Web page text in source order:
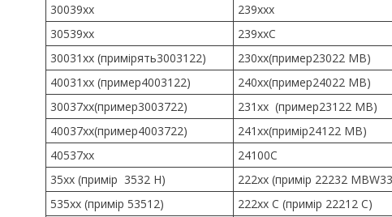
30039хх
239ххх
30539хх
239ххC
30031хх (примірять3003122)
230хх(пример23022 MB)
40031хх (пример4003122)
240хх(пример24022 MB)
30037хх(пример3003722)
231хх (пример23122 MB)
40037хх(пример4003722)
241хх(примір24122 MB)
40537хх
24100C
35хх (примір 3532 Н)
222хх (примір 22232
535xx (примір 53512)
222xx C (примір 22212 C)